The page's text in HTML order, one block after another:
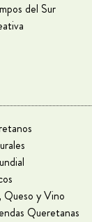
del Sur
y Vino
Queretanas